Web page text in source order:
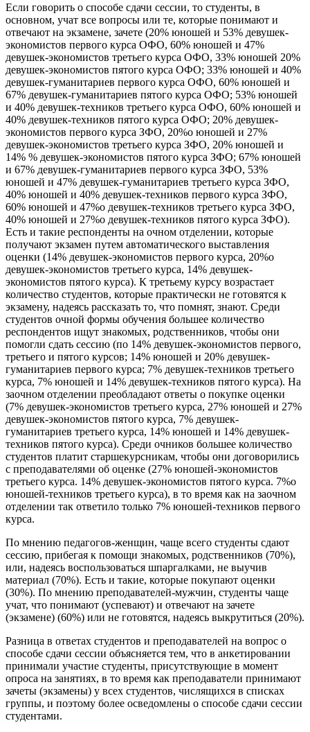
Если говорить о способе сдачи сессии, то студенты, в
основном, учат все вопросы или те, которые понимают и
отвечают на экзамене, зачете (20% юношей и 53% девушек-
экономистов первого курса ОФО, 60% юношей и 47%
девушек-экономистов третьего курса ОФО, 33% юношей 20%
девушек-экономистов пятого курса ОФО; 33% юношей и 40%
девушек-гуманитариев первого курса ОФО, 60% юношей и
67% девушек-гуманитариев пятого курса ОФО; 53% юношей
и 40% девушек-техников третьего курса ОФО, 60% юношей и
40% девушек-техников пятого курса ОФО; 20% девушек-
экономистов первого курса ЗФО, 20%о юношей и 27%
девушек-экономистов третьего курса ЗФО, 20% юношей и
14% % девушек-экономистов пятого курса ЗФО; 67% юношей
и 67% девушек-гуманитариев первого курса ЗФО, 53%
юношей и 47% девушек-гуманитариев третьего курса ЗФО,
40% юношей и 40% девушек-техников первого курса ЗФО,
60% юношей и 47%о девушек-техников третьего курса ЗФО,
40% юношей и 27%о девушек-техников пятого курса ЗФО).
Есть и такие респонденты на очном отделении, которые
получают экзамен путем автоматического выставления
оценки (14% девушек-экономистов первого курса, 20%о
девушек-экономистов третьего курса, 14% девушек-
экономистов пятого курса). К третьему курсу возрастает
количество студентов, которые практически не готовятся к
экзамену, надеясь рассказать то, что помнят, знают. Среди
студентов очной формы обучения большее количество
респондентов ищут знакомых, родственников, чтобы они
помогли сдать сессию (по 14% девушек-экономистов первого,
третьего и пятого курсов; 14% юношей и 20% девушек-
гуманитариев первого курса; 7% девушек-техников третьего
курса, 7% юношей и 14% девушек-техников пятого курса). На
заочном отделении преобладают ответы о покупке оценки
(7% девушек-экономистов третьего курса, 27% юношей и 27%
девушек-экономистов пятого курса, 7% девушек-
гуманитариев третьего курса, 14% юношей и 14% девушек-
техников пятого курса). Среди очников большее количество
студентов платит старшекурсникам, чтобы они договорились
с преподавателями об оценке (27% юношей-экономистов
третьего курса. 14% девушек-экономистов пятого курса. 7%о
юношей-техников третьего курса), в то время как на заочном
отделении так ответило только 7% юношей-техников первого
курса.
По мнению педагогов-женщин, чаще всего студенты сдают
сессию, прибегая к помощи знакомых, родственников (70%),
или, надеясь воспользоваться шпаргалками, не выучив
материал (70%). Есть и такие, которые покупают оценки
(30%). По мнению преподавателей-мужчин, студенты чаще
учат, что понимают (успевают) и отвечают на зачете
(экзамене) (60%) или не готовятся, надеясь выкрутиться (20%).
Разница в ответах студентов и преподавателей на вопрос о
способе сдачи сессии объясняется тем, что в анкетировании
принимали участие студенты, присутствующие в момент
опроса на занятиях, в то время как преподаватели принимают
зачеты (экзамены) у всех студентов, числящихся в списках
группы, и поэтому более осведомлены о способе сдачи сессии
студентами.